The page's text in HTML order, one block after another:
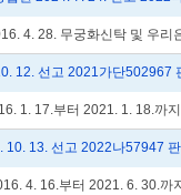
4. 28. 무궁화신탁 및 우
12. 선고 2021가단502967
1. 17.부터 2021. 1. 18.까
10. 13. 선고 2022나57947
4. 16.부터 2021. 6. 30.